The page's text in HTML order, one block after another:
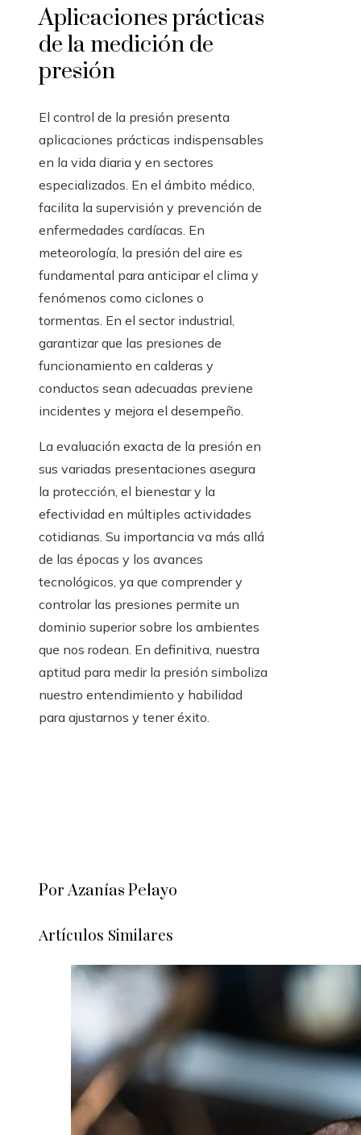
Aplicaciones prácticas
de la medición de
presión
El control de la presión presenta
aplicaciones prácticas indispensables
en la vida diaria y en sectores
especializados. En el ámbito médico,
facilita la supervisión y prevención de
enfermedades cardíacas. En
meteorología, la presión del aire es
fundamental para anticipar el clima y
fenómenos como ciclones o
tormentas. En el sector industrial,
garantizar que las presiones de
funcionamiento en calderas y
conductos sean adecuadas previene
incidentes y mejora el desempeño.
La evaluación exacta de la presión en
sus variadas presentaciones asegura
la protección, el bienestar y la
efectividad en múltiples actividades
cotidianas. Su importancia va más allá
de las épocas y los avances
tecnológicos, ya que comprender y
controlar las presiones permite un
dominio superior sobre los ambientes
que nos rodean. En definitiva, nuestra
aptitud para medir la presión simboliza
nuestro entendimiento y habilidad
para ajustarnos y tener éxito.
Por Azanías Pelayo
Artículos Similares